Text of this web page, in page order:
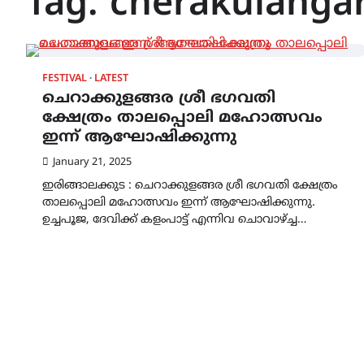
FESTIVAL LATEST
ചെറാക്കുളങ്ങര ശ്രീ ഭഗവതി
ക്ഷേത്രം താലപ്പൊലി മഹോത്സവം
ഇന്ന് ആഘോഷിക്കുന്നു
January 21, 2025
ഇരിങ്ങാലക്കുട : ചെറാക്കുളങ്ങര ശ്രീ ഭഗവതി ക്ഷേത്രം
താലപ്പൊലി മഹോത്സവം ഇന്ന് ആഘോഷിക്കുന്നു.
ഉച്ചപൂജ, ദേവിക്ക് കളംപാട്ട് എന്നിവ ചൊവാഴ്ച്ച…